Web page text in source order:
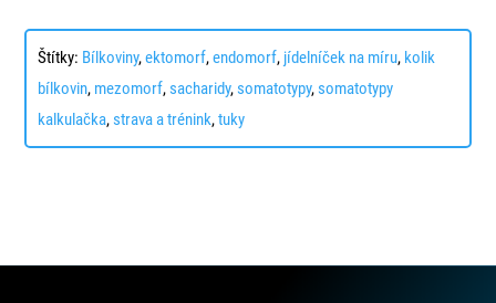
Štítky: Bílkoviny,ektomorf,endomorf, jídelníček na míru, kolik
bílkovin, mezomorf, sacharidy, somatotypy, somatotypy
kalkulačka, strava a trénink,tuky